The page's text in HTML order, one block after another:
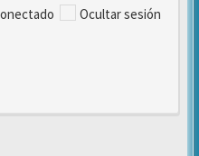
Ocultar sesión